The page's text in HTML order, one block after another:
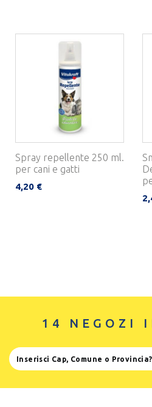
Spray repellente 250 ml.
per cani e gatti
4,20 €
14 NEGOZI